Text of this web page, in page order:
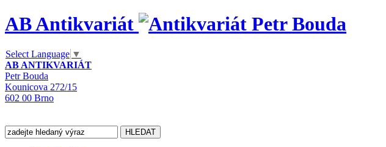
AB Antikvariát
Select Language ▼
AB ANTIKVARIÁT
Petr Bouda
Kounicova 272/15
602 00 Brno